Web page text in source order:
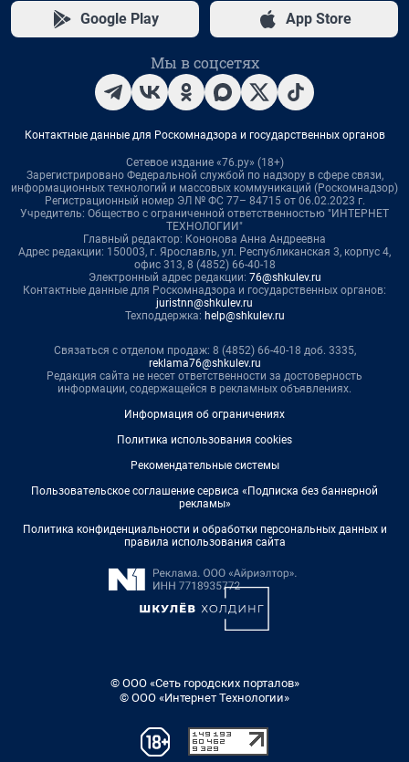
Google Play App Store
Мы в соцсетях
Контактные данные для Роскомнадзора и государственных органов
Сетевое издание «76.ру» (18+)
Зарегистрировано Федеральной службой по надзору в сфере связи,
информационных технологий и массовых коммуникаций (Роскомнадзор)
Регистрационный номер ЭЛ № ФС 77– 84715 от 06.02.2023 г.
Учредитель: Общество с ограниченной ответственностью "ИНТЕРНЕТ
ТЕХНОЛОГИИ"
Главный редактор: Кононова Анна Андреевна
Адрес редакции: 150003, г. Ярославль, ул. Республиканская 3, корпус 4,
офис 313, 8 (4852) 66-40-18
Электронный адрес редакции: 76@shkulev.ru
Контактные данные для Роскомнадзора и государственных органов:
juristnn@shkulev.ru
Техподдержка: help@shkulev.ru
Связаться с отделом продаж: 8 (4852) 66-40-18 доб. 3335,
reklama76@shkulev.ru
Редакция сайта не несет ответственности за достоверность
информации, содержащейся в рекламных объявлениях.
Информация об ограничениях
Политика использования cookies
Рекомендательные системы
Пользовательское соглашение сервиса «Подписка без баннерной
рекламы»
Политика конфиденциальности и обработки персональных данных и
правила использования сайта
© ООО «Сеть городских порталов»
© ООО «Интернет Технологии»